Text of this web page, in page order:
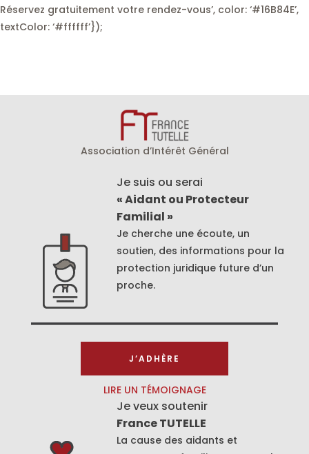
Réservez gratuitement votre rendez-vous’, color: ‘#16B84E’,
textColor: ‘#ffffff’});
Association d’Intérêt Général
Je suis ou serai
« Aidant ou Protecteur
Familial »
Je cherche une écoute, un
soutien, des informations pour la
protection juridique future d’un
proche.
J’ADHÈRE
LIRE UN TÉMOIGNAGE
Je veux soutenir
France TUTELLE
La cause des aidants et